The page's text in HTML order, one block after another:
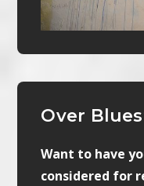
Over
Want to have
considered for